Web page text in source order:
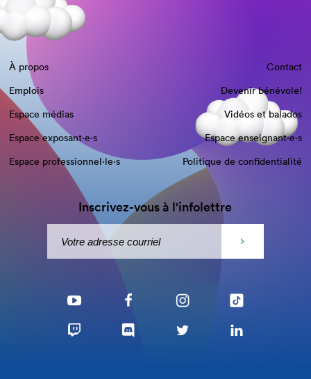
À propos
Contact
Emplois
Devenir bénévole!
Espace médias
Vidéos et balados
Espace exposant·e⋅s
Espace enseignant·e⋅s
Espace professionnel·le⋅s
Politique de confidentialité
Inscrivez-vous à l'infolettre